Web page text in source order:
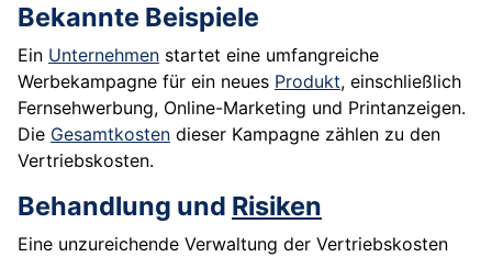
Bekannte Beispiele
Ein Unternehmen startet eine umfangreiche
Werbekampagne für ein neues Produkt, einschließlich
Fernsehwerbung, Online-Marketing und Printanzeigen.
Die Gesamtkosten dieser Kampagne zählen zu den
Vertriebskosten.
Behandlung und Risiken
Eine unzureichende Verwaltung der Vertriebskosten